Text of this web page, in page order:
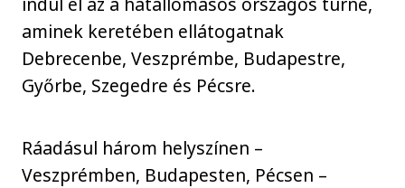
aminek keretében ellátogatnak
Debrecenbe, Veszprémbe, Budapestre,
Győrbe, Szegedre és Pécsre.
Ráadásul három helyszínen –
Veszprémben, Budapesten, Pécsen –